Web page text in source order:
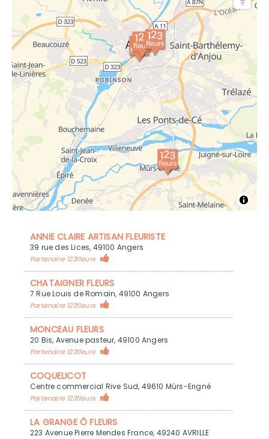
ANNIE CLAIRE ARTISAN FLEURISTE
39 rue des Lices, 49100 Angers
Partenaire 123fleurs
CHATAIGNER FLEURS
7 Rue Louis de Romain, 49100 Angers
Partenaire 123fleurs
MONCEAU FLEURS
20 Bis, Avenue pasteur, 49100 Angers
Partenaire 123fleurs
COQUELICOT
Centre commercial Rive Sud, 49610 Mûrs-Erigné
Partenaire 123fleurs
LA GRANGE Ô FLEURS
223 Avenue Pierre Mendes France, 49240 AVRILLE